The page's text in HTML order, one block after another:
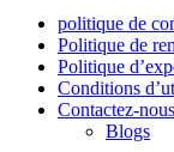
politique de
Politique de
Politique
Conditions
Contactez-nous
Blogs